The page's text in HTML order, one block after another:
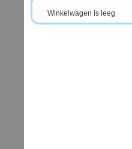
Winkelwagen is leeg